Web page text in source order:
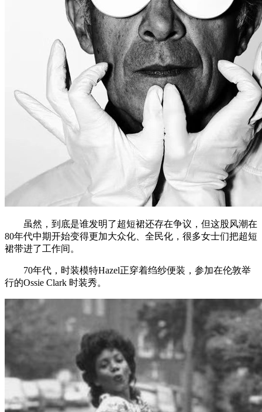
虽然，到底是谁发明了超短裙还存在争议，但这股风潮在
80年代中期开始变得更加大众化、全民化，很多女士们把超短
裙带进了工作间。
70年代，时装模特Hazel正穿着绉纱便装，参加在伦敦举
行的Ossie Clark 时装秀。